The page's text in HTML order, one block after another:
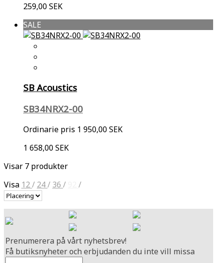
259,00 SEK
SALE
SB Acoustics
SB34NRX2-00
Ordinarie pris 1 950,00 SEK
1 658,00 SEK
Visar 7 produkter
Visa 12/ 24/ 36 / /
Prenumerera på vårt nyhetsbrev!
Få butiksnyheter och erbjudanden du inte vill missa